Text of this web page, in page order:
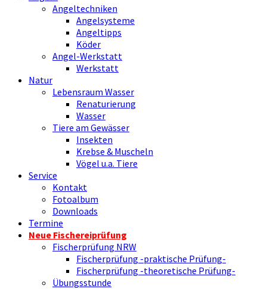
Angeltechniken
Angelsysteme
Angeltipps
Köder
Angel-Werkstatt
Werkstatt
Natur
Lebensraum Wasser
Renaturierung
Wasser
Tiere am Gewässer
Insekten
Krebse & Muscheln
Vögel u.a. Tiere
Service
Kontakt
Fotoalbum
Downloads
Termine
Neue Fischereiprüfung
Fischerprüfung NRW
Fischerprüfung -praktische Prüfung-
Fischerprüfung -theoretische Prüfung-
Übungsstunde